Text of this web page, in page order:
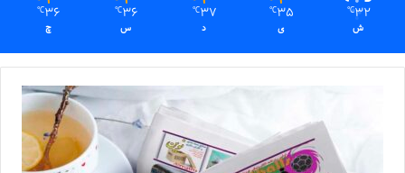
32
℃
ش
35
℃
ی
37
℃
د
36
℃
س
36
℃
چ